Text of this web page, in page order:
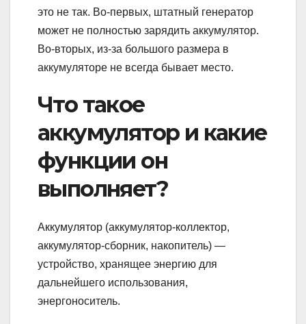
это не так. Во-первых, штатный генератор
может не полностью зарядить аккумулятор.
Во-вторых, из-за большого размера в
аккумуляторе не всегда бывает место.
Что такое
аккумулятор и какие
функции он
выполняет?
Аккумулятор (аккумулятор-коллектор,
аккумулятор-сборник, накопитель) —
устройство, хранящее энергию для
дальнейшего использования,
энергоноситель.